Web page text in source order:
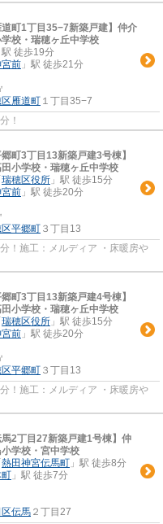
道町1丁目35−7新築戸建】仲介
校・瑞穂ヶ丘中学校
駅 徒歩19分
前 」駅 徒歩21分
雁道町 １丁目35−7
！
町3丁目13新築戸建3号棟】
小学校・瑞穂ヶ丘中学校
瑞穂区役所 」駅 徒歩15分
前 」駅 徒歩20分
平郷町 ３丁目13
！施工：メルディア ・床暖房や
町3丁目13新築戸建4号棟】
小学校・瑞穂ヶ丘中学校
瑞穂区役所 」駅 徒歩15分
前 」駅 徒歩20分
平郷町 ３丁目13
！施工：メルディア ・床暖房や
馬2丁目27新築戸建1号棟】仲
学校・宮中学校
熱田神宮伝馬町 」駅 徒歩8分
町 」駅 徒歩7分
伝馬 ２丁目27